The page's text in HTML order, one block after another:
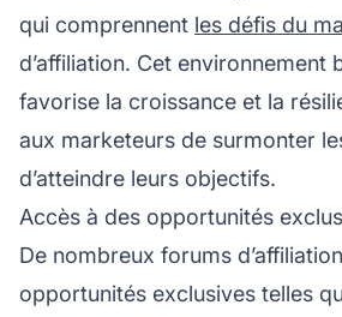
qui comprennent les défis du
d’affiliation. Cet environnement
favorise la croissance et la
aux marketeurs de surmonter
d’atteindre leurs objectifs.
Accès à des opportunités
De nombreux forums
opportunités exclusives telles